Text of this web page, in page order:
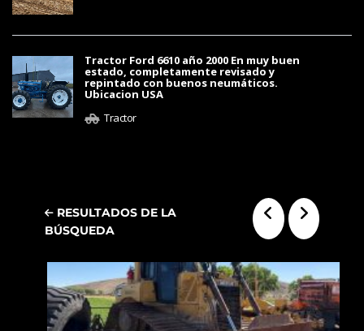
Tractor Ford 6610 año 2000 En muy buen
estado, completamente revisado y
repintado con buenos neumáticos.
Ubicacion USA
Tractor
RESULTADOS DE LA
BÚSQUEDA